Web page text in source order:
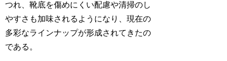
つれ、靴底を傷めにくい配慮や清掃のし
やすさも加味されるようになり、現在の
多彩なラインナップが形成されてきたの
である。